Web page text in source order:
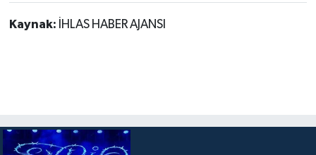
Kaynak: İHLAS HABER AJANSI